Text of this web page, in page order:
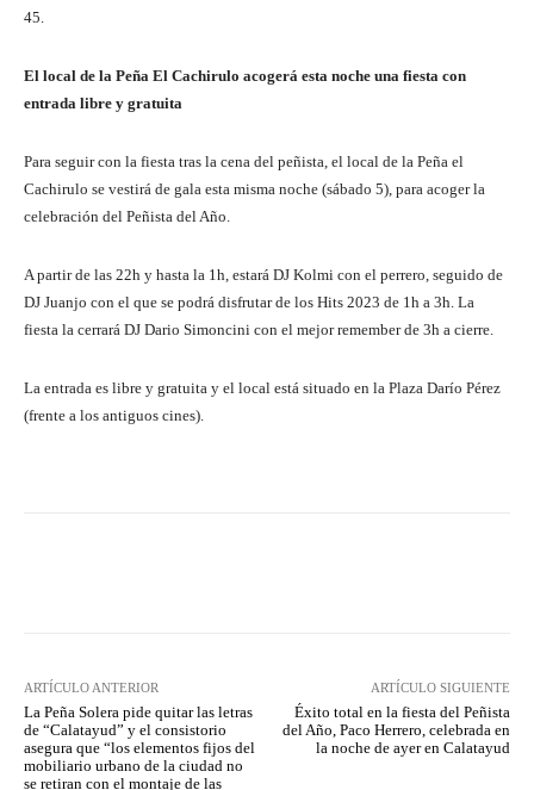
45.
El local de la Peña El Cachirulo acogerá esta noche una fiesta con
entrada libre y gratuita
Para seguir con la fiesta tras la cena del peñista, el local de la Peña el
Cachirulo se vestirá de gala esta misma noche (sábado 5), para acoger la
celebración del Peñista del Año.
A partir de las 22h y hasta la 1h, estará DJ Kolmi con el perrero, seguido de
DJ Juanjo con el que se podrá disfrutar de los Hits 2023 de 1h a 3h. La
fiesta la cerrará DJ Dario Simoncini con el mejor remember de 3h a cierre.
La entrada es libre y gratuita y el local está situado en la Plaza Darío Pérez
(frente a los antiguos cines).
ARTÍCULO ANTERIOR
La Peña Solera pide quitar las letras
de “Calatayud” y el consistorio
asegura que “los elementos fijos del
mobiliario urbano de la ciudad no
se retiran con el montaje de las
ARTÍCULO SIGUIENTE
Éxito total en la fiesta del Peñista
del Año, Paco Herrero, celebrada en
la noche de ayer en Calatayud